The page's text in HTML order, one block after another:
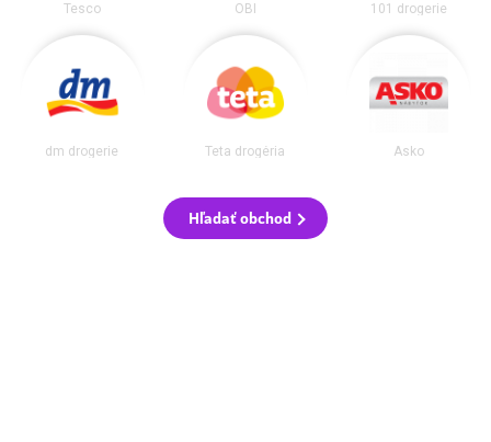
Tesco OBI 101 drogerie
dm drogerie Teta drogéria Asko
Hľadať obchod